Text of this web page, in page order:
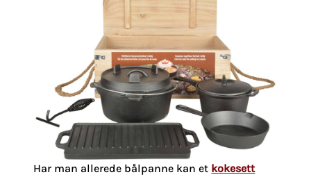
Har man allerede bålpanne kan et kokesett